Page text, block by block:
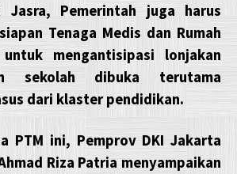
Jasra, Pemerintah juga harus
Tenaga Medis dan Rumah
mengantisipasi lonjakan
sekolah dibuka terutama
dari klaster pendidikan.
PTM ini, Pemprov DKI Jakarta
Riza Patria menyampaikan